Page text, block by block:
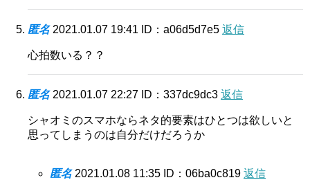
匿名 2021.01.07 19:41 ID：a06d5d7e5 返信
心拍数いる？？
匿名 2021.01.07 22:27 ID：337dc9dc3 返信
シャオミのスマホならネタ的要素はひとつは欲しいと
思ってしまうのは自分だけだろうか
匿名 2021.01.08 11:35 ID：06ba0c819 返信